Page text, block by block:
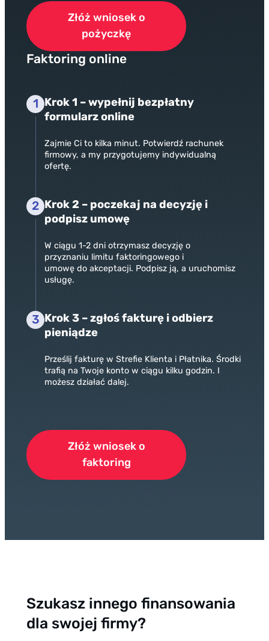
Złóż wniosek o
pożyczkę
Faktoring online
1 Krok 1 – wypełnij bezpłatny
formularz online
Zajmie Ci to kilka minut. Potwierdź rachunek
firmowy, a my przygotujemy indywidualną
ofertę.
2 Krok 2 – poczekaj na decyzję i
podpisz umowę
W ciągu 1-2 dni otrzymasz decyzję o
przyznaniu limitu faktoringowego i
umowę do akceptacji. Podpisz ją, a uruchomisz
usługę.
3 Krok 3 – zgłoś fakturę i odbierz
pieniądze
Prześlij fakturę w Strefie Klienta i Płatnika. Środki
trafią na Twoje konto w ciągu kilku godzin. I
możesz działać dalej.
Złóż wniosek o
faktoring
Szukasz innego finansowania
dla swojej firmy?